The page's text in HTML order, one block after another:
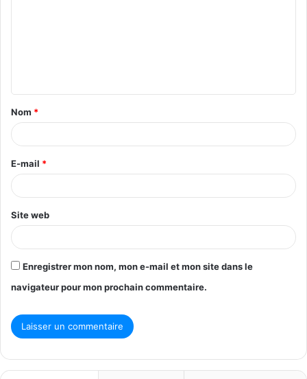
t
a
e
*
Nom *
E-mail *
Site web
Enregistrer mon nom, mon e-mail et mon site dans le
navigateur pour mon prochain commentaire.